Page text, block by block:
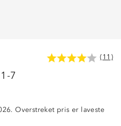
(11)
7
Overstreket pris er laveste